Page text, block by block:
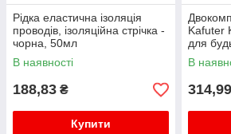
Рідка еластична ізоляція
проводів, ізоляційна стрічка -
чорна, 50мл
В наявності
188,83 ₴
Купити
Kafuter
для
100г
В
314,99